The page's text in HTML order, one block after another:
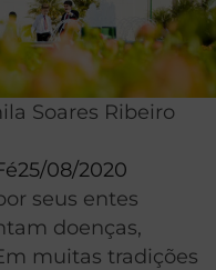
Soares Ribeiro
25/08/2020
seus entes
doenças,
muitas tradições